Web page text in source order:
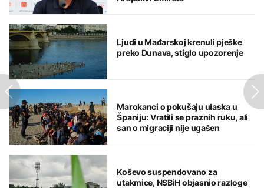
Ljudi u Mađarskoj krenuli pješke
preko Dunava, stiglo upozorenje
Marokanci o pokušaju ulaska u
Španiju: Vratili se praznih ruku, ali
san o migraciji nije ugašen
Koševo suspendovano za
utakmice, NSBiH objasnio razloge